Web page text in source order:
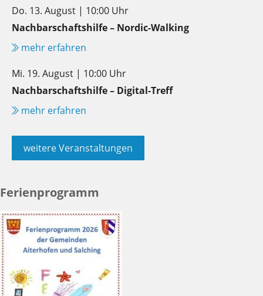
Do. 13. August | 10:00 Uhr
Nachbarschaftshilfe – Nordic-Walking
mehr erfahren
Mi. 19. August | 10:00 Uhr
Nachbarschaftshilfe – Digital-Treff
mehr erfahren
weitere Veranstaltungen
Ferienprogramm